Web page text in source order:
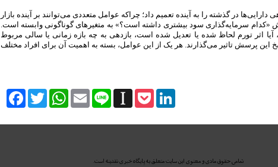
در گذشته را به آینده تعمیم داد؛ چراکه عوامل متعددی می‌توانند بر آینده بازار
«کدام سرمایه‌گذاری سود بیشتری داشته است؟» به متغیرهای گوناگونی وابسته است.
اثر تورم لحاظ شده یا تعدیل شده است، بازدهی به چه بازه زمانی یا سالی مربوط
پرسش تاثیر می‌گذارند. هر یک از این عوامل، بسته به اهمیت آن برای افراد مختلف
Facebook TwitterWhatsApp Email LineInstapaper PocketLinkedIn
تمامی حقوق مادی و معنوی این سایت متعلق به پایگاه خبری نقدینه است.